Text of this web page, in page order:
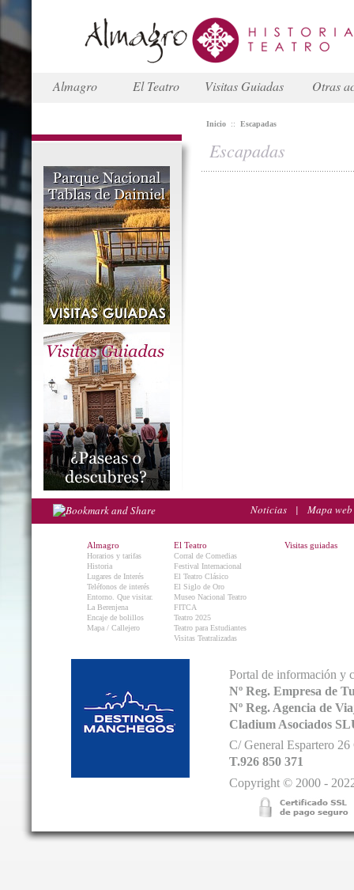
Almagro El Teatro Visitas Guiadas Otras
Inicio :: Escapadas
Escapadas
Noticias | Mapa web
Almagro
Horarios y tarifas
Historia
Lugares de Interés
Teléfonos de interés
Entorno. Que visitar.
La Berenjena
Encaje de bolillos
Mapa / Callejero
El Teatro
Corral de Comedias
Festival Internacional
El Teatro Clásico
El Siglo de Oro
Museo Nacional Teatro
FITCA
Teatro 2025
Teatro para Estudiantes
Visitas Teatralizadas
Visitas guiadas
Portal de información y
Nº Reg. Empresa de
Nº Reg. Agencia de
Cladium Asociados
C/ General Espartero
T.926 850 371
Copyright © 2000 -